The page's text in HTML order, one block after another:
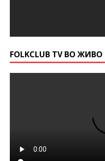
FOLKCLUB TV ВО ЖИВО